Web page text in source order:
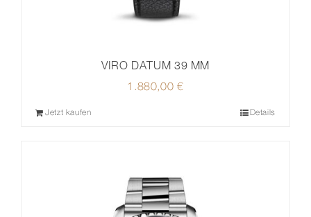
VIRO DATUM 39 MM
1.880,00€
Jetzt kaufen Details